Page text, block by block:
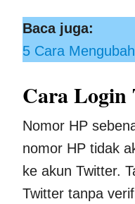
Baca juga:
5 Cara
Cara Login
Nomor HP
nomor HP tidak
ke akun Twitter.
Twitter tanpa